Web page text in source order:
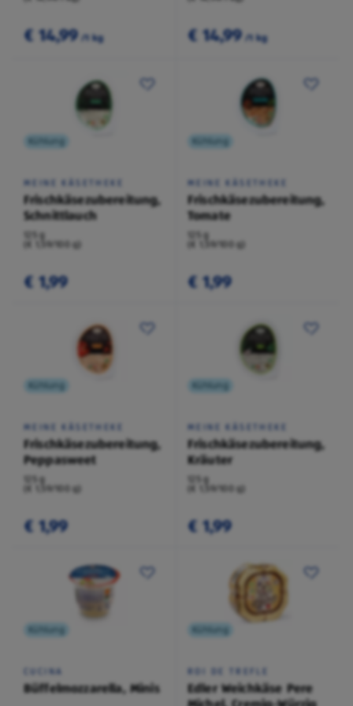
€ 14,99 /1 kg € 14,99 /1 kg
Kühlung
MEINE KÄSETHEKE
Frischkäsezubereitung,
Schnittlauch
125 g
(€ 1,59/100 g)
€ 1,99
Kühlung
MEINE KÄSETHEKE
Frischkäsezubereitung,
Tomate
125 g
(€ 1,59/100 g)
€ 1,99
Kühlung
MEINE KÄSETHEKE
Frischkäsezubereitung,
Peppasweet
125 g
(€ 1,59/100 g)
€ 1,99
Kühlung
MEINE KÄSETHEKE
Frischkäsezubereitung,
Kräuter
125 g
(€ 1,59/100 g)
€ 1,99
Kühlung
CUCINA
Büffelmozzarella, Minis
Kühlung
ROI DE TREFLE
Edler Weichkäse Pere